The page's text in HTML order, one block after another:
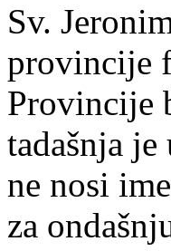
Sv.
provincije
Provincije
tadašnja
ne nosi
za